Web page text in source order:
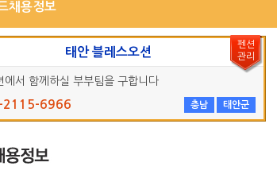
채용정보
태안 블레스오션
에서 함께하실 부부팀을 구합니다
2115-6966 충남 태안군
펜션
관리